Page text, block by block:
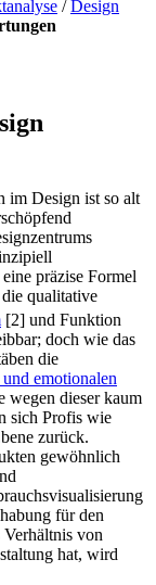
/Design
im Design ist so alt
präzise Formel
qualitative
[2] und Funktion
doch wie das
die
emotionalen
wegen dieser kaum
sich Profis wie
zurück.
gewöhnlich
für den
Verhältnis von
hat, wird